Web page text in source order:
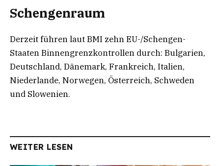
Schengenraum
Derzeit führen laut BMI zehn EU-/Schengen-
Staaten Binnengrenzkontrollen durch: Bulgarien,
Deutschland, Dänemark, Frankreich, Italien,
Niederlande, Norwegen, Österreich, Schweden
und Slowenien.
WEITER LESEN